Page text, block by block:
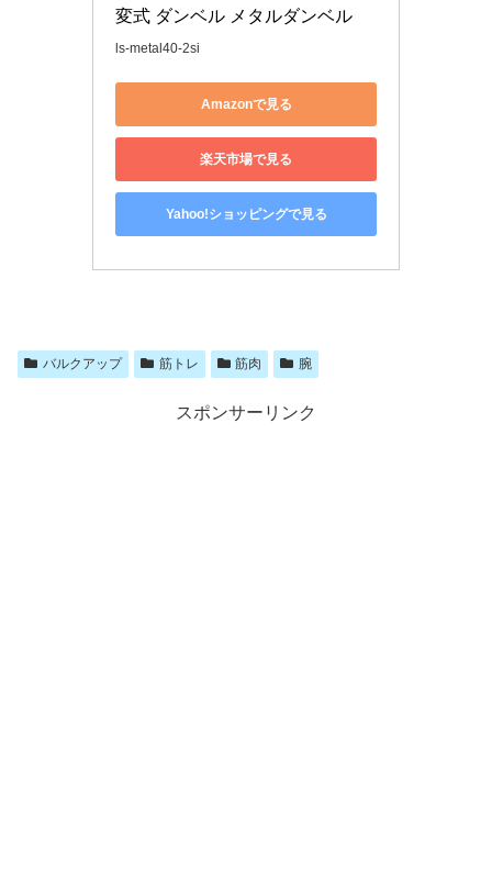
変式 ダンベル メタルダンベル
ls-metal40-2si
Amazonで見る
楽天市場で見る
Yahoo!ショッピングで見る
バルクアップ 筋トレ 筋肉 腕
スポンサーリンク